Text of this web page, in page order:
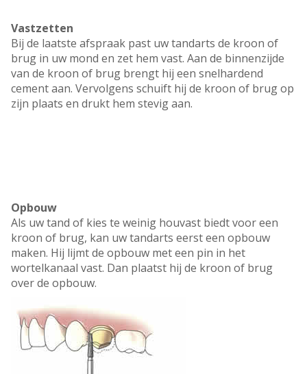
Vastzetten
Bij de laatste afspraak past uw tandarts de kroon of
brug in uw mond en zet hem vast. Aan de binnenzijde
van de kroon of brug brengt hij een snelhardend
cement aan. Vervolgens schuift hij de kroon of brug op
zijn plaats en drukt hem stevig aan.
Opbouw
Als uw tand of kies te weinig houvast biedt voor een
kroon of brug, kan uw tandarts eerst een opbouw
maken. Hij lijmt de opbouw met een pin in het
wortelkanaal vast. Dan plaatst hij de kroon of brug
over de opbouw.